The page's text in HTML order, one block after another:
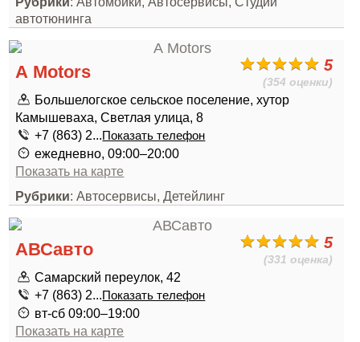
автотюнинга
5
(354 оценки)
А Motors
Большелогское сельское поселение, хутор
Камышеваха, Светлая улица, 8
+7 (863) 2...Показать телефон
ежедневно, 09:00–20:00
Показать на карте
Рубрики: Автосервисы, Детейлинг
5
(331 оценка)
АВСавто
Самарский переулок, 42
+7 (863) 2...Показать телефон
вт-сб 09:00–19:00
Показать на карте